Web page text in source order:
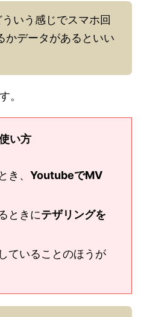
いう感じでスマホ回
かデータがあるといい
。
い方
き、 YoutubeでMV
ときにテザリングを
ていることのほうが